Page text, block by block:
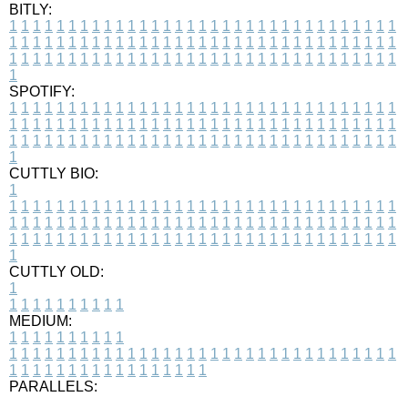
BITLY:
1 1 1 1 1 1 1 1 1 1 1 1 1 1 1 1 1 1 1 1 1 1 1 1 1 1 1 1 1 1 1 1 1
1 1 1 1 1 1 1 1 1 1 1 1 1 1 1 1 1 1 1 1 1 1 1 1 1 1 1 1 1 1 1 1 1
1 1 1 1 1 1 1 1 1 1 1 1 1 1 1 1 1 1 1 1 1 1 1 1 1 1 1 1 1 1 1 1 1
1
SPOTIFY:
1 1 1 1 1 1 1 1 1 1 1 1 1 1 1 1 1 1 1 1 1 1 1 1 1 1 1 1 1 1 1 1 1
1 1 1 1 1 1 1 1 1 1 1 1 1 1 1 1 1 1 1 1 1 1 1 1 1 1 1 1 1 1 1 1 1
1 1 1 1 1 1 1 1 1 1 1 1 1 1 1 1 1 1 1 1 1 1 1 1 1 1 1 1 1 1 1 1 1
1
CUTTLY BIO:
1
1 1 1 1 1 1 1 1 1 1 1 1 1 1 1 1 1 1 1 1 1 1 1 1 1 1 1 1 1 1 1 1 1
1 1 1 1 1 1 1 1 1 1 1 1 1 1 1 1 1 1 1 1 1 1 1 1 1 1 1 1 1 1 1 1 1
1 1 1 1 1 1 1 1 1 1 1 1 1 1 1 1 1 1 1 1 1 1 1 1 1 1 1 1 1 1 1 1 1
1
CUTTLY OLD:
1
1 1 1 1 1 1 1 1 1 1
MEDIUM:
1 1 1 1 1 1 1 1 1 1
1 1 1 1 1 1 1 1 1 1 1 1 1 1 1 1 1 1 1 1 1 1 1 1 1 1 1 1 1 1 1 1 1
1 1 1 1 1 1 1 1 1 1 1 1 1 1 1 1 1
PARALLELS: